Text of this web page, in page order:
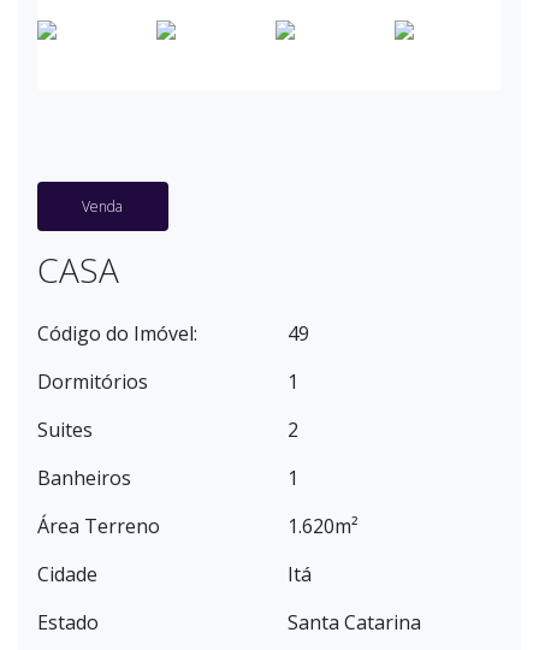
Venda
CASA
Código do Imóvel:
49
Dormitórios
1
Suites
2
Banheiros
1
Área Terreno
1.620m²
Cidade
Itá
Estado
Santa Catarina